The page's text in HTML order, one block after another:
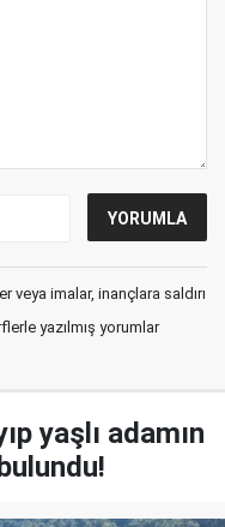
veya imalar, inançlara saldırı
yazılmış yorumlar
yaşlı adamın